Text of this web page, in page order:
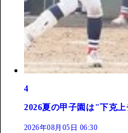
4
2026夏の甲子園は"下克上
2026年08月05日 06:30